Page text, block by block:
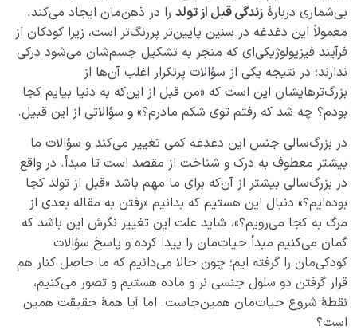
مراحل زندگی انسان| آغاز و پایانی که بدون شناخت آن‌ها
موفق نمی‌شویم
چرخه زندگی انسان و مراحل آن؛ قبل از تولد تا بعد از مرگ
خانه انسان کجاست، ما از کجا آمده‌ایم و به کجا خواهیم
رفت؟
ما قبل از تولد کجا بوده ایم و چگونه به وجود آمده ایم؟
بررسی مفهوم قوس نزول و قوس صعود یا مراحل زندگی
انسان در جهان هستی
نقش الگو در حیات انسان
نسبت دنیا به آخرت 0/24
سنّت‌های الهی 0/20
بی‌شماری دربارۀ زندگی قبل از تولد را در ذهن‌مان ایجاد می‌کند.
معمولاً این دغدغه در سنین پایین‌تر پررنگ‌تر است، زیرا کودکان از
فرآیند فیزیولوژیکی‌ای که منجر به تشکیل جسم‌شان می‌شود درکی
ندارند؛ در نتیجه یکی از سؤالات پرتکرار اغلب آن‌ها از
بزرگ‌ترهایشان این است که «من قبل از این‌که به دنیا بیایم کجا
بودم؟ چه شد که رفتم توی شکم مادرم؟» و سؤالاتی از این قبیل.
در بزرگ‌سالی جنس این دغدغه کمی ‌‌‌‌تغییر می‌کند و سؤالات ما
بیشتر معطوف به درک و شناخت از مقصد است تا مبدأ. در واقع
در بزرگ‌سالی بیشتر از آن‌که برای ما مهم باشد «قبل از تولد کجا
بوده‌ایم؟» دنبال این هستیم که بدانیم «رفتن به مقاله بعدی از
مرگ به کجا می‌رویم؟». شاید علت این تغییر نگرش این باشد که
گمان می‌کنیم مبدأ حیات‌مان را پیدا کرده و پاسخ سؤالات
کودکی‌مان را گرفته ایم؛ چون حالا می‌دانیم که ما حاصل کنار هم
قرار گرفتن دو سلول جنسی نر و ماده هستیم و تصور می‌کنیم،
نقطۀ شروع حیات‌مان همین‌جاست. اما آیا همۀ حقیقت همین
است؟